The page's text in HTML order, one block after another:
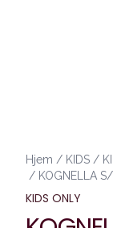
Hjem / KIDS /
/ KOGNELLA
KIDS ONLY